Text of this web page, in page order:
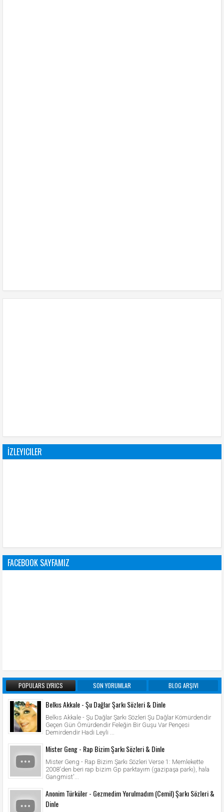
İZLEYICILER
FACEBOOK SAYFAMIZ
POPULARS LYRICS SON YORUMLAR BLOG ARŞIVI
Belkıs Akkale - Şu Dağlar Şarkı Sözleri & Dinle
Belkıs Akkale - Şu Dağlar Şarkı Sözleri Şu Dağlar Kömürdendir
Geçen Gün Ömürdendir Feleğin Bir Guşu Var Pençesi
Demirdendir Hadi Leyli ...
Mister Geng - Rap Bizim Şarkı Sözleri & Dinle
Mister Geng - Rap Bizim Şarkı Sözleri Verse 1: Memlekette
2008'den beri rap bizim Gp parktayım (gazipaşa parkı), hala
Gangmist'...
Anonim Türküler - Gezmedim Yorulmadım (Cemil) Şarkı Sözleri &
Dinle